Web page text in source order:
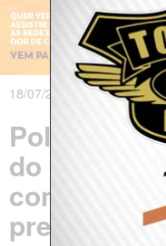
18/07/2018 às 00h28m -
Polícia
do Norte
concurso